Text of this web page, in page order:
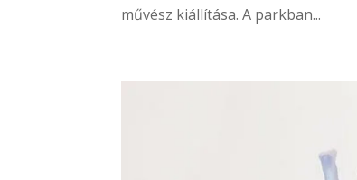
művész kiállítása. A parkban...